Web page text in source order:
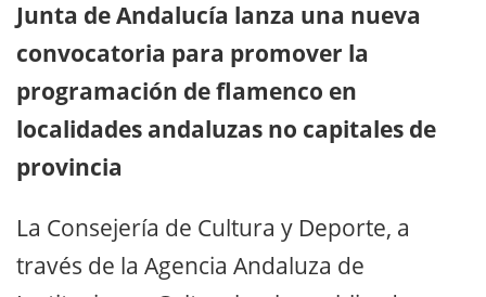
Junta de Andalucía lanza una nueva
convocatoria para promover la
programación de flamenco en
localidades andaluzas no capitales de
provincia
La Consejería de Cultura y Deporte, a
través de la Agencia Andaluza de